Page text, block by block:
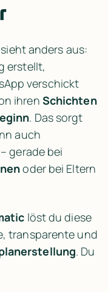
erstellt,
verschickt
ihren Schichten
. Das sorgt
auch
oder bei Eltern
löst du diese
transparente und
. Du